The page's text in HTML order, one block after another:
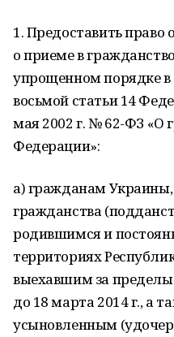
1. Предоставить право
о приеме в
упрощенном порядке в
восьмой статьи 14
мая 2002 г. № 62-ФЗ «О
Федерации»:
а) гражданам
гражданства
родившимся и
территориях
выехавшим за
до 18 марта 2014 г., а
усыновленным